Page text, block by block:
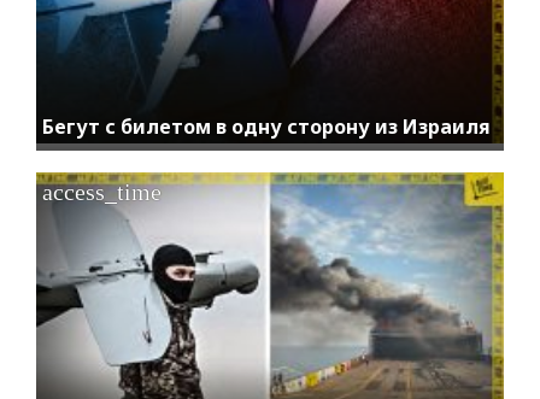
Бегут с билетом в одну сторону из Израиля
access_time